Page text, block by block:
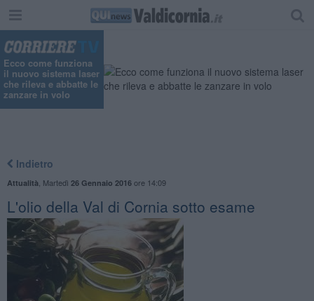
Ecco come funziona
il nuovo sistema laser
che rileva e abbatte le
zanzare in volo
Indietro
Attualità Martedì 26 Gennaio 2016ore 14:09
L'olio della Val di Cornia sotto esame